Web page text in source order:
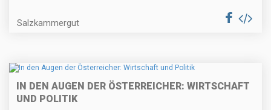
Salzkammergut
IN DEN AUGEN DER ÖSTERREICHER: WIRTSCHAFT
UND POLITIK